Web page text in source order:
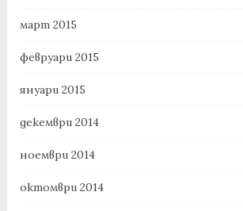
март 2015
февруари 2015
януари 2015
декември 2014
ноември 2014
октомври 2014